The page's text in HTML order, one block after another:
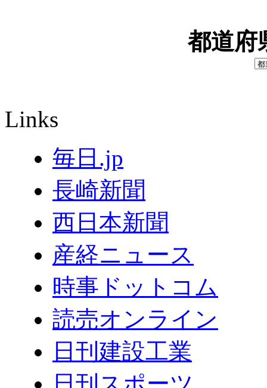
都道府
Links
毎日.jp
長崎新聞
西日本新聞
産経ニュース
時事ドットコム
読売オンライン
日刊建設工業